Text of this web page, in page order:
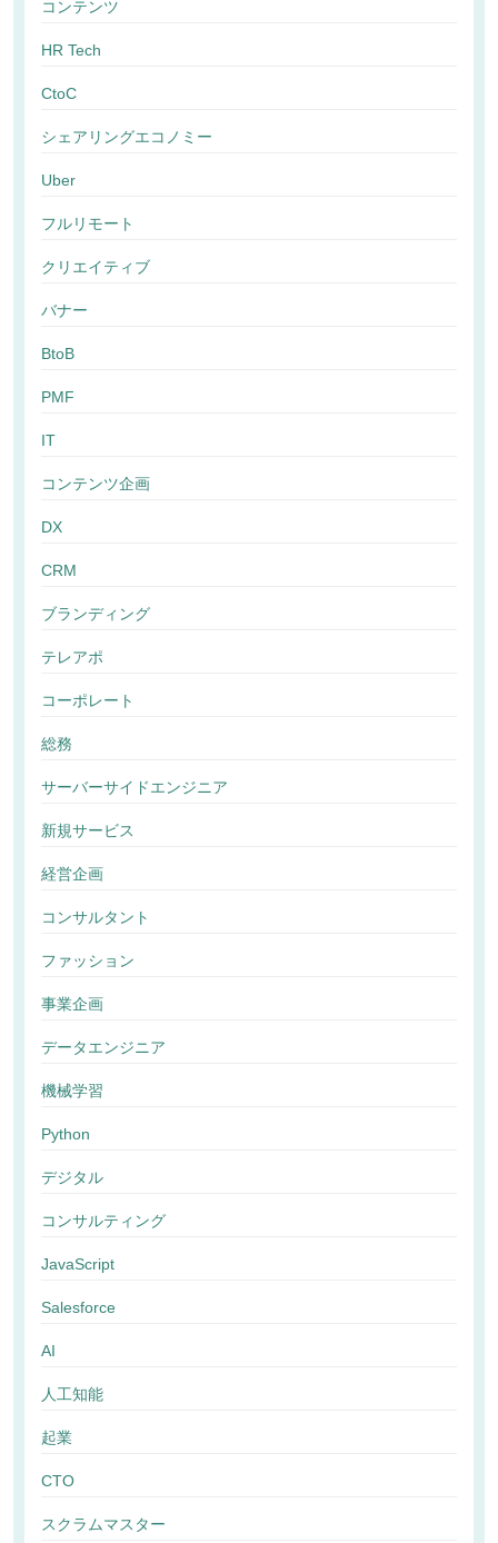
コンテンツ
HR Tech
CtoC
シェアリングエコノミー
Uber
フルリモート
クリエイティブ
バナー
BtoB
PMF
IT
コンテンツ企画
DX
CRM
ブランディング
テレアポ
コーポレート
総務
サーバーサイドエンジニア
新規サービス
経営企画
コンサルタント
ファッション
事業企画
データエンジニア
機械学習
Python
デジタル
コンサルティング
JavaScript
Salesforce
AI
人工知能
起業
CTO
スクラムマスター